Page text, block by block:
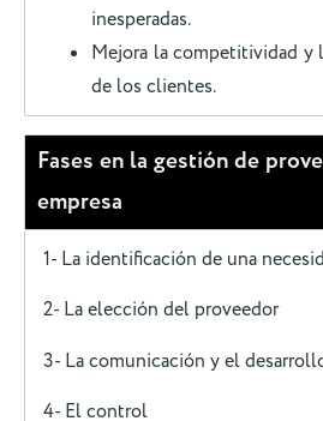
inesperadas.
Mejora la competitividad y
de los clientes.
Fases en la gestión de
empresa
1- La identificación de una
2- La elección del proveedor
3- La comunicación y el
4- El control